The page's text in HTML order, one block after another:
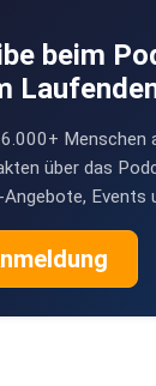
beim
Menschen
über das
Events